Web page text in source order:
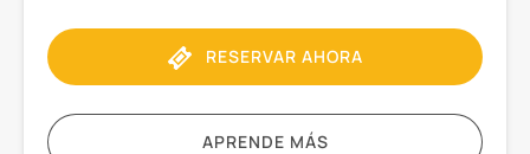
RESERVAR AHORA
APRENDE MÁS